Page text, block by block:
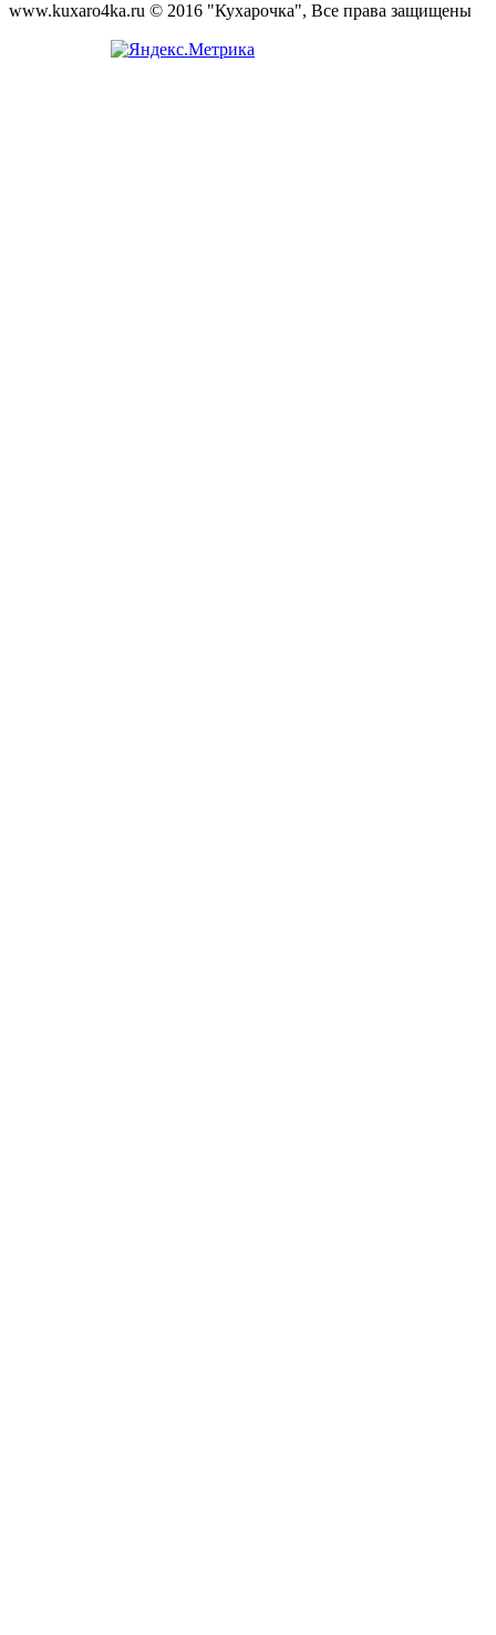
www.kuxaro4ka.ru © 2016 "Кухарочка", Все права защищены